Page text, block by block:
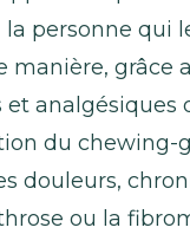
la personne qui
manière, grâce
analgésiques
du chewing-
douleurs,
ou la